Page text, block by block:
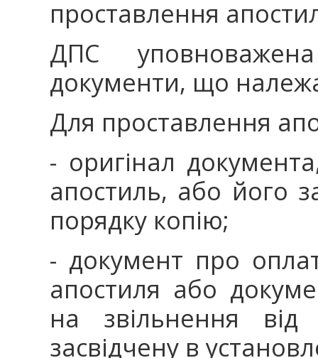
проставлення
ДПС уповноважена
документи, що
Для проставлення
- оригінал
апостиль, або його
порядку копію;
- документ про
апостиля або
на звільнення
засвідчену в